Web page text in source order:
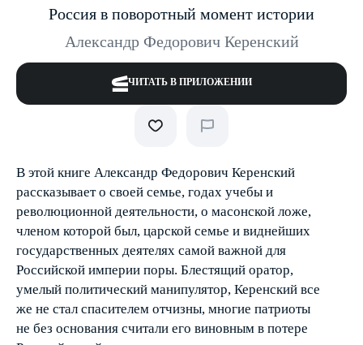
Россия в поворотный момент истории
Александр Федорович Керенский
ЧИТАТЬ В ПРИЛОЖЕНИИ
В этой книге Александр Федорович Керенский
рассказывает о своей семье, годах учебы и
революционной деятельности, о масонской ложе,
членом которой был, царской семье и виднейших
государственных деятелях самой важной для
Российской империи поры. Блестящий оратор,
умелый политический манипулятор, Керенский все
же не стал спасителем отчизны, многие патриоты
не без основания считали его виновным в потере